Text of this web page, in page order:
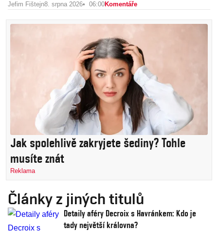
Jefim Fištejn8. srpna 2026 06:00Komentáře
Jak spolehlivě zakryjete šediny? Tohle
musíte znát
Reklama
Články z jiných titulů
Detaily aféry Decroix s Havránkem: Kdo je
tady největší královna?